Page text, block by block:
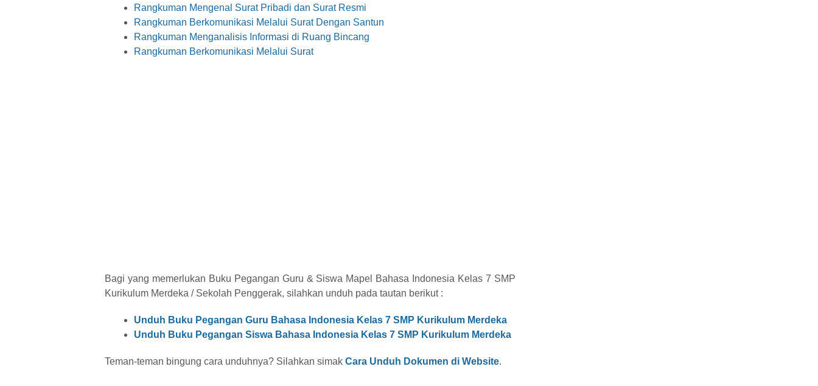
Rangkuman Mengenal Surat Pribadi dan Surat Resmi
Rangkuman Berkomunikasi Melalui Surat Dengan Santun
Rangkuman Menganalisis Informasi di Ruang Bincang
Rangkuman Berkomunikasi Melalui Surat
Bagi yang memerlukan Buku Pegangan Guru & Siswa Mapel Bahasa Indonesia Kelas 7 SMP
Kurikulum Merdeka / Sekolah Penggerak, silahkan unduh pada tautan berikut :
Unduh Buku Pegangan Guru Bahasa Indonesia Kelas 7 SMP Kurikulum Merdeka
Unduh Buku Pegangan Siswa Bahasa Indonesia Kelas 7 SMP Kurikulum Merdeka
Teman-teman bingung cara unduhnya? Silahkan simak Cara Unduh Dokumen di Website.